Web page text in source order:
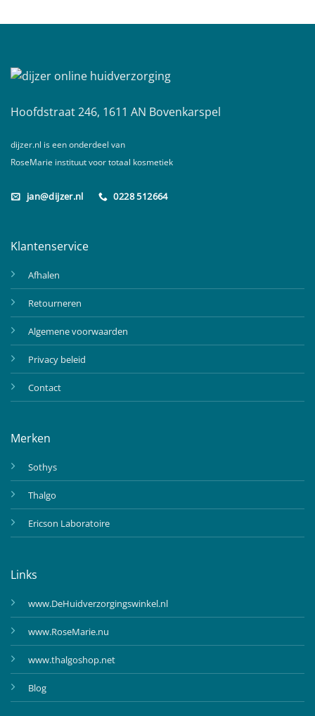
Hoofdstraat 246, 1611 AN Bovenkarspel
dijzer.nl is een onderdeel van
RoseMarie instituut voor totaal kosmetiek
jan@dijzer.nl 0228 512664
Klantenservice
Afhalen
Retourneren
Algemene voorwaarden
Privacy beleid
Contact
Merken
Sothys
Thalgo
Ericson Laboratoire
Links
www.DeHuidverzorgingswinkel.nl
www.RoseMarie.nu
www.thalgoshop.net
Blog